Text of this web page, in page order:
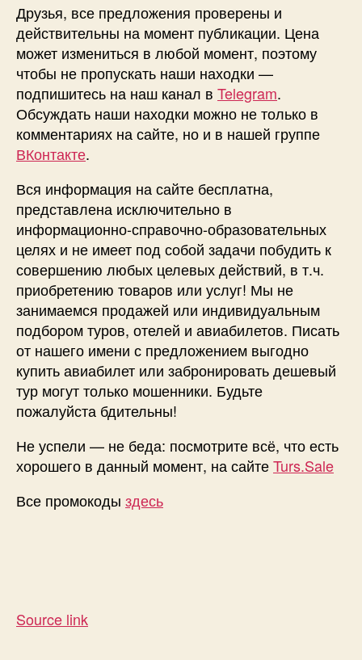
Друзья, все предложения проверены и
действительны на момент публикации. Цена
может измениться в любой момент, поэтому
чтобы не пропускать наши находки —
подпишитесь на наш канал в Telegram.
Обсуждать наши находки можно не только в
комментариях на сайте, но и в нашей группе
ВКонтакте.
Вся информация на сайте бесплатна,
представлена исключительно в
информационно-справочно-образовательных
целях и не имеет под собой задачи побудить к
совершению любых целевых действий, в т.ч.
приобретению товаров или услуг! Мы не
занимаемся продажей или индивидуальным
подбором туров, отелей и авиабилетов. Писать
от нашего имени с предложением выгодно
купить авиабилет или забронировать дешевый
тур могут только мошенники. Будьте
пожалуйста бдительны!
Не успели — не беда: посмотрите всё, что есть
хорошего в данный момент, на сайтеTurs.Sale
Все промокоды здесь
Source link